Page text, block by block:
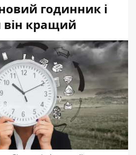
годинник і
кращий